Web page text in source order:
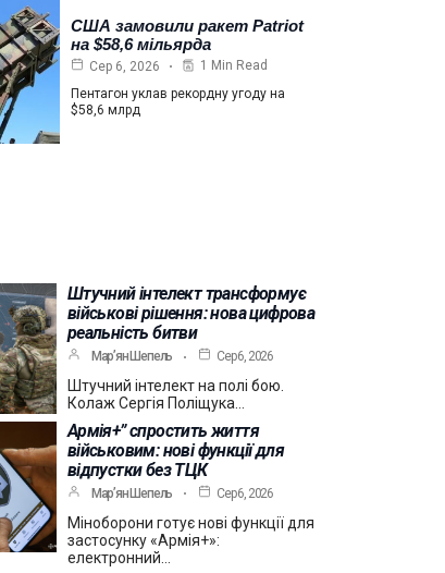
США замовили ракет Patriot
на $58,6 мільярда
Сер 6, 2026
1 Min Read
Пентагон уклав рекордну угоду на
$58,6 млрд
Штучний інтелект трансформує
військові рішення: нова цифрова
реальність битви
Мар’ян Шепель Сер 6, 2026
Штучний інтелект на полі бою.
Колаж Сергія Поліщука…
Армія+” спростить життя
військовим: нові функції для
відпустки без ТЦК
Мар’ян Шепель Сер 6, 2026
Міноборони готує нові функції для
застосунку «Армія+»:
електронний…